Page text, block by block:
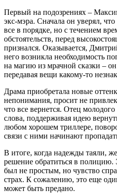
Первый на подозрениях –
экс-мэра. Сначала он уверял,
все в порядке, но с течением
обстоятельств, перед
признался. Оказывается,
него возникла необходимость
на магию из мрачной сказки –
передавая вещи какому-то
Драма приобретала новые
непонимания, просит не
что все вернется. Отец
слова, поддерживая идею
любом хорошем триллере,
связи с ними начинают
В итоге, когда надежды таяли,
решение обратиться в полицию.
был не простым, но чувство
страх. К сожалению, это еще
может быть предано.